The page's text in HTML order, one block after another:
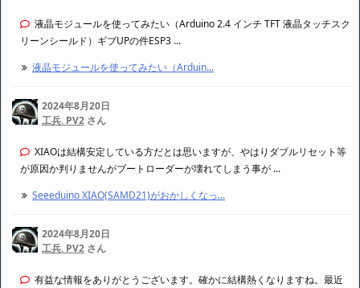
液晶モジュールを使ってみたい（Arduino 2.4 インチ TFT 液晶タッチスク
リーンシールド）ギブUPの件ESP3 ...
液晶モジュールを使ってみたい（Arduin...
2024年8月20日
工兵. PV2 さん
XIAOは結構安定している方だとは思いますが、やはりダブルリセット等
が原因か判りませんがブートローダーが壊れてしまう事が ...
Seeeduino XIAO(SAMD21)がおかしくなっ...
2024年8月20日
工兵. PV2 さん
有益な情報をありがとうございます。確かに結構熱くなりますね。最近